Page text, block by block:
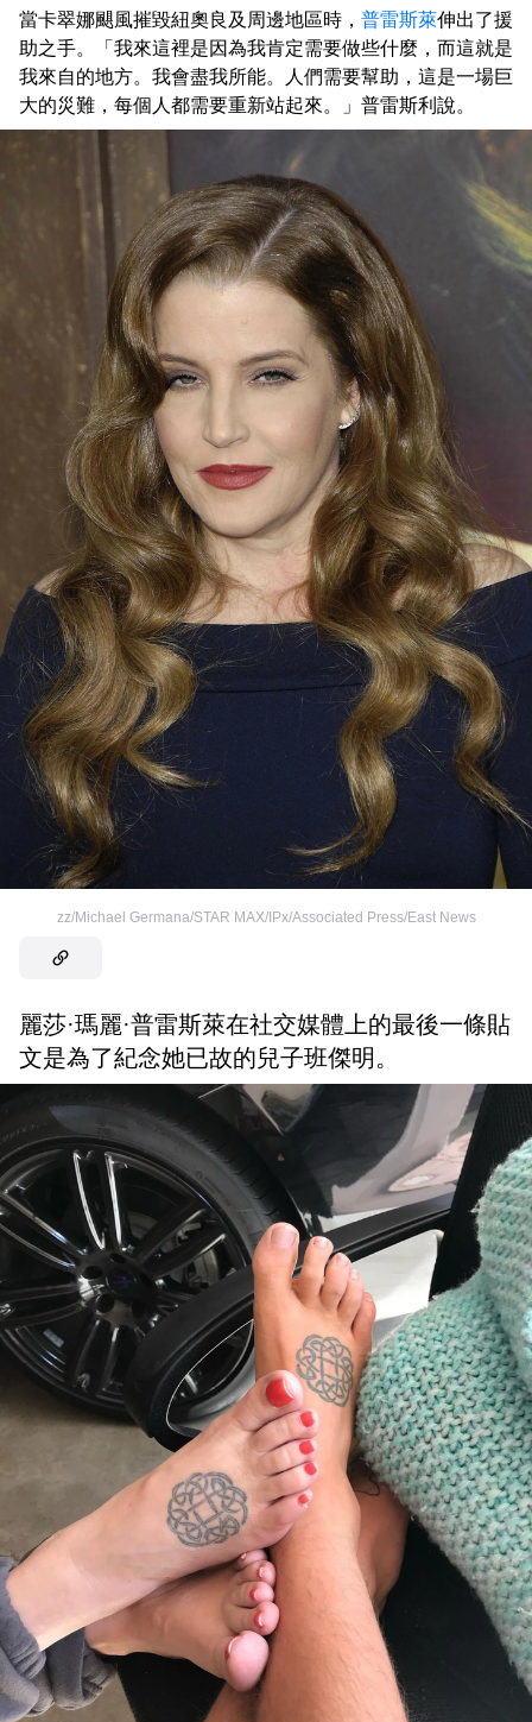
當卡翠娜颶風摧毀紐奧良及周邊地區時， 普雷斯萊伸出了援
助之手。「我來這裡是因為我肯定需要做些什麼，而這就是
我來自的地方。我會盡我所能。人們需要幫助，這是一場巨
大的災難，每個人都需要重新站起來。」普雷斯利說。
zz/Michael Germana/STAR MAX/IPx/Associated Press/East News
麗莎·瑪麗·普雷斯萊在社交媒體上的最後一條貼
文是為了紀念她已故的兒子班傑明。